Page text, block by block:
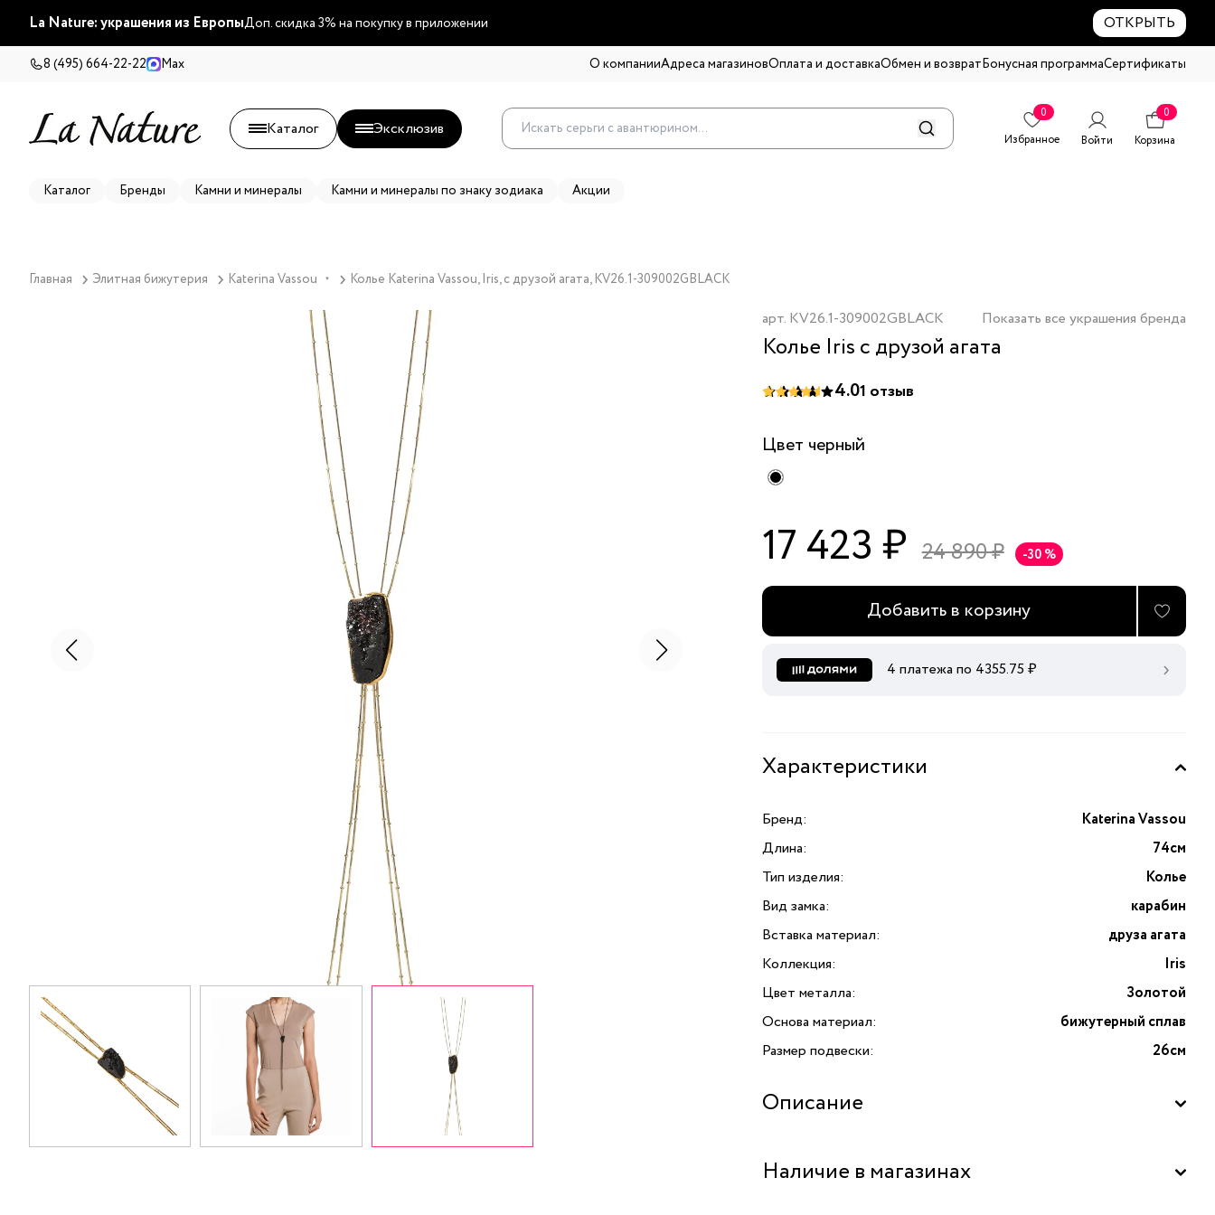
La Nature: украшения из ЕвропыДоп. скидка 3% на покупку в приложении ОТКРЫТЬ
8 (495) 664-22-22 Max О компанииАдреса магазиновОплата и доставкаОбмен и возвратБонусная программаСертификаты
Каталог Эксклюзив
0
Избранное
Войти
0
Корзина
Каталог Бренды Камни и минералы Камни и минералы по знаку зодиака Акции
Главная Элитная бижутерия Katerina Vassou ▼ Колье Katerina Vassou, Iris, с друзой агата, KV26.1-309002GBLACK
арт. KV26.1-309002GBLACK Показать все украшения бренда
Колье Iris с друзой агата
4.01 отзыв
Цвет черный
17 423 ₽ 24 890 ₽ -30 %
Добавить в корзину
4 платежа по 4355.75 ₽
Характеристики
Бренд:
Katerina Vassou
Длина:
74см
Тип изделия:
Колье
Вид замка:
карабин
Вставка материал:
друза агата
Коллекция:
Iris
Цвет металла:
Золотой
Основа материал:
бижутерный сплав
Размер подвески:
26см
Описание
Katerina Vassou, которое станет изысканным дополнением
Наличие в магазинах